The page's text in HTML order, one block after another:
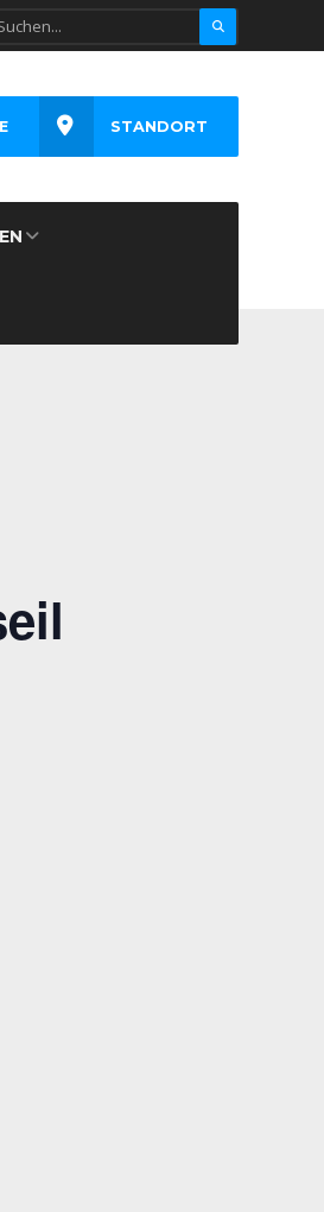
STANDORT